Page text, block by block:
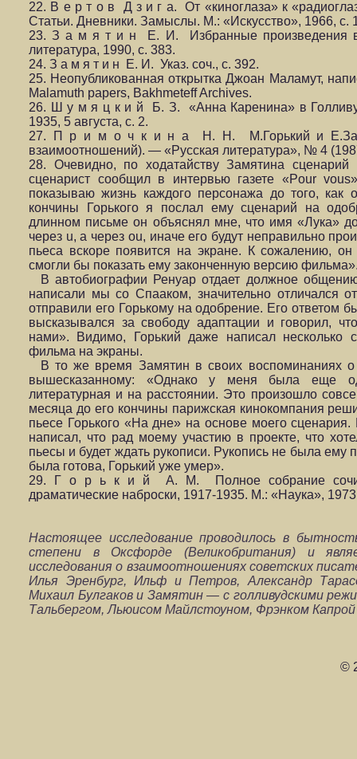
22. В е р т о в Д з и г а. От «киноглаза» к
Статьи. Дневники. Замыслы. М.: «Искусство», 1966, с.
23. З а м я т и н Е. И. Избранные произведения в
литература, 1990, с. 383.
24. З а м я т и н Е. И. Указ. соч., с. 392.
25. Неопубликованная открытка Джоан Маламут,
Malamuth papers, Bakhmeteff Archives.
26. Ш у м я ц к и й Б. З. «Анна Каренина» в
1935, 5 августа, с. 2.
27. П р и м о ч к и н а Н. Н. М.Горький и
взаимоотношений). — «Русская литература», № 4
28. Очевидно, по ходатайству Замятина
сценарист сообщил в интервью газете «Pour
показываю жизнь каждого персонажа до того,
кончины Горького я послал ему сценарий на
длинном письме он объяснял мне, что имя «Лука»
через u, а через ou, иначе его будут неправильно
пьеса вскоре появится на экране. К сожалению,
смогли бы показать ему законченную версию
В автобиографии Ренуар отдает должное
написали мы со Спааком, значительно отличался
отправили его Горькому на одобрение. Его ответом
высказывался за свободу адаптации и говорил,
нами». Видимо, Горький даже написал несколько
фильма на экраны.
В то же время Замятин в своих воспоминаниях о
вышесказанному: «Однако у меня была еще
литературная и на расстоянии. Это произошло
месяца до его кончины парижская кинокомпания
пьесе Горького «На дне» на основе моего
написал, что рад моему участию в проекте, что
пьесы и будет ждать рукописи. Рукопись не была ему
была готова, Горький уже умер».
29. Г о р ь к и й А. М. Полное собрание
драматические наброски, 1917-1935. М.: «Наука»,
Настоящее исследование проводилось в
степени в Оксфорде (Великобритания) и
исследования о взаимоотношениях советских
Илья Эренбург, Ильф и Петров, Александр
Михаил Булгаков и Замятин — с голливудскими
Тальбергом, Льюисом Майлстоуном, Фрэнком
©